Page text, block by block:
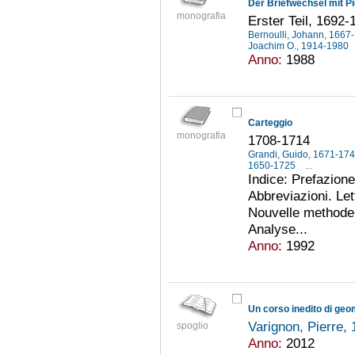
monografia
Der Briefwechsel mit
Erster Teil, 1692-
Bernoulli, Johann,
Joachim O., 1914-1980
Anno: 1988
monografia
Carteggio
1708-1714
Grandi, Guido, 1671-
1650-1725
...
Indice:
Abbreviazioni.
Nouvelle
Analyse...
Anno: 1992
spoglio
Varignon, Pierre,
Anno: 2012